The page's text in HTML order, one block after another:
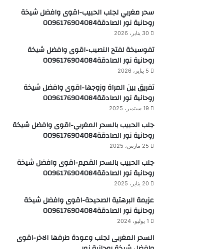
سحر مغربي لجلب الحبيب-اقوى وافضل شيخة
روحانية نور الصادقة0096176904084
30 يناير، 2026
تفوسيخة لفتح النصيب-اقوى وافضل شيخة
روحانية نور الصادقة0096176904084
5 يناير، 2026
تفريق بين المراة وزوجها-اقوى وافضل شيخة
روحانية نور الصادقة0096176904084
19 سبتمبر، 2025
جلب الحبيب بالسحر المغربي-اقوى وافضل شيخة
روحانية نور الصادقة0096176904084
25 مارس، 2025
جلب الحبيب بالسحر القديم-اقوى وافضل شيخة
روحانية نور الصادقة0096176904084
20 يناير، 2025
عزيمة البرهتية الصحيحة-اقوى وافضل شيخة
روحانية نور الصادقة0096176904084
1 يوليو، 2024
السحر المغربى لجلب وعودة طرفها الاخر-اقوى